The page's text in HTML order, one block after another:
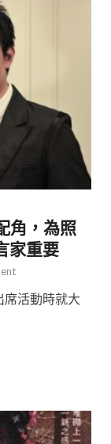
角，為照
家重要
席活動時就大